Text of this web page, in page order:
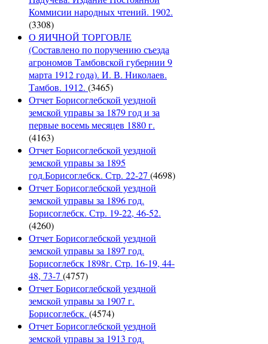
Коммисии народных чтений. 1902.
(3308)
О ЯИЧНОЙ ТОРГОВЛЕ
(Составлено по поручению съезда
агрономов Тамбовской губернии 9
марта 1912 года). И. В. Николаев.
Тамбов. 1912. (3465)
Отчет Борисоглебской уездной
земской управы за 1879 год и за
первые восемь месяцев 1880 г.
(4163)
Отчет Борисоглебской уездной
земской управы за 1895
год.Борисоглебск. Стр. 22-27 (4698)
Отчет Борисоглебской уездной
земской управы за 1896 год.
Борисоглебск. Стр. 19-22, 46-52.
(4260)
Отчет Борисоглебской уездной
земской управы за 1897 год.
Борисоглебск 1898г. Стр. 16-19, 44-
48, 73-7 (4757)
Отчет Борисоглебской уездной
земской управы за 1907 г.
Борисоглебск. (4574)
Отчет Борисоглебской уездной
земской управы за 1913 год.